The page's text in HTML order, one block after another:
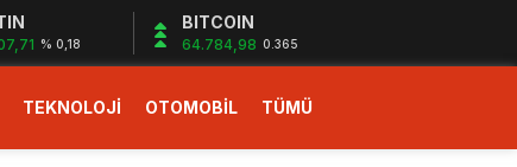
% 0,18
BITCOIN
64.784,98 0.365
TEKNOLOJİ OTOMOBİL TÜMÜ